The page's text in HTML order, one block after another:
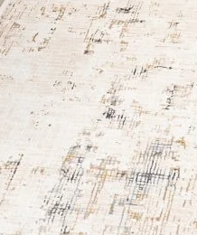
sont cruciaux pour les
donnée permettant d'identifier
aux préférences permettent au
langue préférée ou la région dans
aident les propriétaires de
informations de manière anonyme.